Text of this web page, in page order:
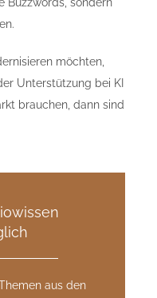
Buzzwords, sondern
möchten,
Unterstützung bei KI
brauchen, dann sind
aus den